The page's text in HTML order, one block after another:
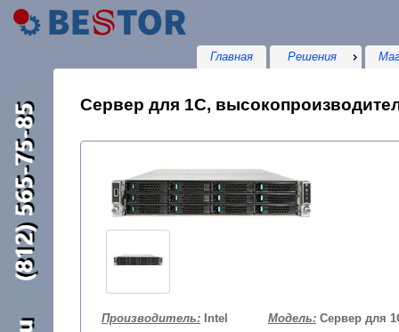
Главная Решения
Сервер для 1С,
Производитель:Intel Модель:Сервер для